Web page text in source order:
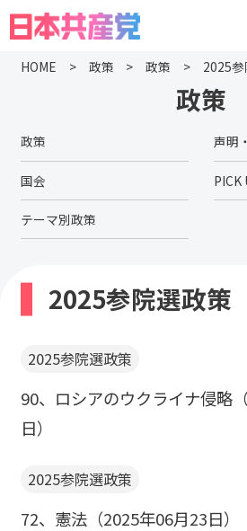
HOME 政策 政策 2025
政策
政策 声明
国会 PICK
テーマ別政策
2025参院選政策
2025参院選政策
90、ロシアのウクライナ侵略
日）
2025参院選政策
72、憲法（2025年06月23日）